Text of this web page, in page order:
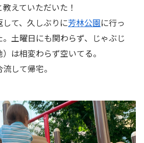
えていただいた！
て、久しぶりに芳林公園に行っ
土曜日にも関わらず、じゃぶじ
は相変わらず空いてる。
して帰宅。